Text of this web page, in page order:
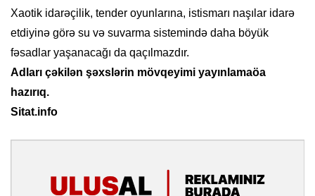
Xaotik idarəçilik, tender oyunlarına, istismarı naşılar idarə
etdiyinə görə su və suvarma sistemində daha böyük
fəsadlar yaşanacağı da qaçılmazdır.
Adları çəkilən şəxslərin mövqeyimi yayınlamaöa
hazırıq.
Sitat.info